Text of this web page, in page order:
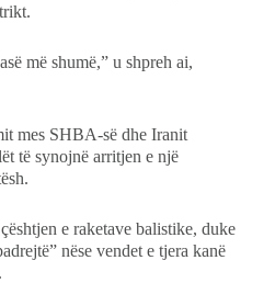
më shumë,” u shpreh ai,
mes SHBA-së dhe Iranit
të synojnë arritjen e një
e raketave balistike, duke
nëse vendet e tjera kanë